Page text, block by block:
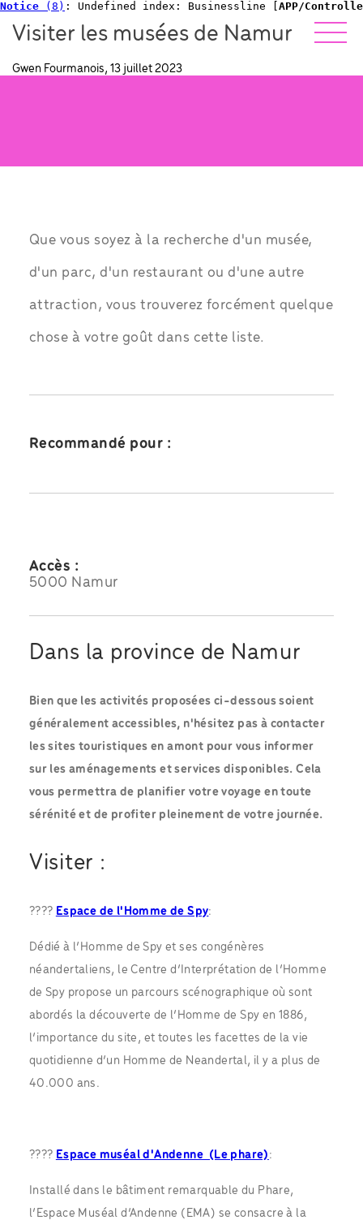
Notice (8) : Undefined index: Businessline [ APP/
Visiter les musées de Namur
Gwen Fourmanois, 13 juillet 2023
Que vous soyez à la recherche d'un musée,
d'un parc, d'un restaurant ou d'une autre
attraction, vous trouverez forcément quelque
chose à votre goût dans cette liste.
Recommandé pour :
Accès :
5000 Namur
Dans la province de Namur
Bien que les activités proposées ci-dessous soient
généralement accessibles, n'hésitez pas à contacter
les sites touristiques en amont pour vous informer
sur les aménagements et services disponibles. Cela
vous permettra de planifier votre voyage en toute
sérénité et de profiter pleinement de votre journée.
Visiter :
???? Espace de l'Homme de Spy:
Dédié à l’Homme de Spy et ses congénères
néandertaliens, le Centre d’Interprétation de l’Homme
de Spy propose un parcours scénographique où sont
abordés la découverte de l’Homme de Spy en 1886,
l’importance du site, et toutes les facettes de la vie
quotidienne d’un Homme de Neandertal, il y a plus de
40.000 ans.
???? Espace muséal d'Andenne (Le phare):
Installé dans le bâtiment remarquable du Phare,
l’Espace Muséal d’Andenne (EMA) se consacre à la